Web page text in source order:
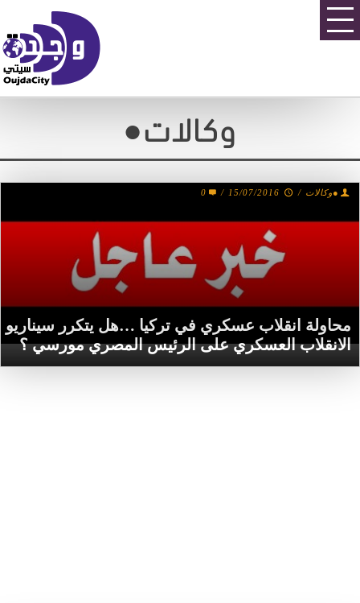
●وكالات
محاولة انقلاب عسكري في تركيا …هل يتكرر سيناريو
الانقلاب العسكري على الرئيس المصري مورسي ؟
●وكالات /
15/07/2016
/
0